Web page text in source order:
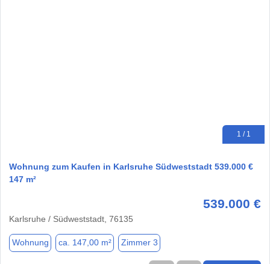
1 / 1
Wohnung zum Kaufen in Karlsruhe Südweststadt 539.000 €
147 m²
539.000 €
Karlsruhe / Südweststadt, 76135
Wohnung ca. 147,00 m² Zimmer 3